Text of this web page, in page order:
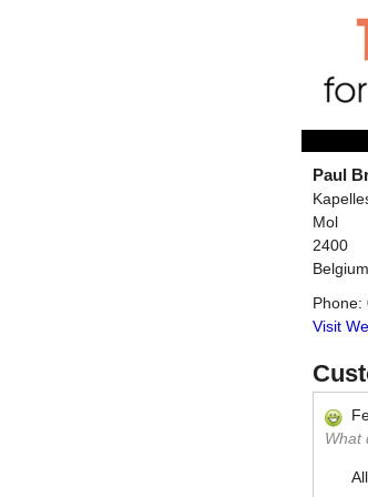
Paul
Mol
2400
Belgium
Phone:
Visit
What